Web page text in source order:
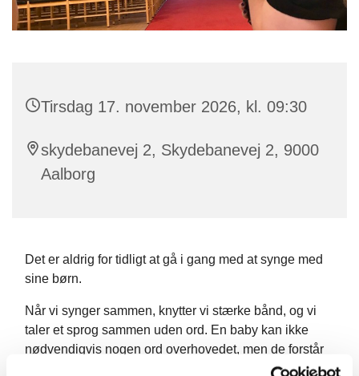
Tirsdag 17. november 2026, kl. 09:30
skydebanevej 2, Skydebanevej 2, 9000
Aalborg
Det er aldrig for tidligt at gå i gang med at synge med
sine børn.
Når vi synger sammen, knytter vi stærke bånd, og vi
taler et sprog sammen uden ord. En baby kan ikke
nødvendigvis nogen ord overhovedet, men de forstår
farver, former, toner, fornemmelser og meget mere. Vi